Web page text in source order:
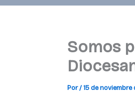
Somos
Por/15 de